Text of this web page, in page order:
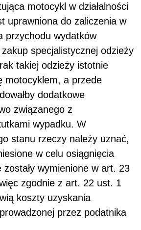
motocykl w działalności
uprawniona do zaliczenia w
przychodu wydatków
specjalistycznej odzieży
takiej odzieży istotnie
motocyklem, a przede
dodatkowe
związanego z
wypadku. W
stanu rzeczy należy uznać,
w celu osiągnięcia
zostały wymienione w art. 23
zgodnie z art. 22 ust. 1
koszty uzyskania
przez podatnika